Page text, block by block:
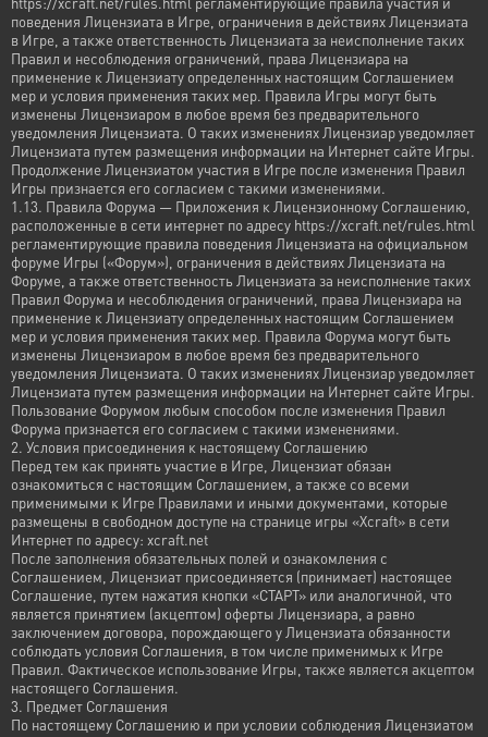
поведения Лицензиата в Игре, ограничения в действиях Лицензиата
в Игре, а также ответственность Лицензиата за неисполнение таких
Правил и несоблюдения ограничений, права Лицензиара на
применение к Лицензиату определенных настоящим Соглашением
мер и условия применения таких мер. Правила Игры могут быть
изменены Лицензиаром в любое время без предварительного
уведомления Лицензиата. О таких изменениях Лицензиар уведомляет
Лицензиата путем размещения информации на Интернет сайте Игры.
Продолжение Лицензиатом участия в Игре после изменения Правил
Игры признается его согласием с такими изменениями.
1.13. Правила Форума — Приложения к Лицензионному Соглашению,
расположенные в сети интернет по адресу https://xcraft.net/rules.html
регламентирующие правила поведения Лицензиата на официальном
форуме Игры («Форум»), ограничения в действиях Лицензиата на
Форуме, а также ответственность Лицензиата за неисполнение таких
Правил Форума и несоблюдения ограничений, права Лицензиара на
применение к Лицензиату определенных настоящим Соглашением
мер и условия применения таких мер. Правила Форума могут быть
изменены Лицензиаром в любое время без предварительного
уведомления Лицензиата. О таких изменениях Лицензиар уведомляет
Лицензиата путем размещения информации на Интернет сайте Игры.
Пользование Форумом любым способом после изменения Правил
Форума признается его согласием с такими изменениями.
2. Условия присоединения к настоящему Соглашению
Перед тем как принять участие в Игре, Лицензиат обязан
ознакомиться с настоящим Соглашением, а также со всеми
применимыми к Игре Правилами и иными документами, которые
размещены в свободном доступе на странице игры «Xcraft» в сети
Интернет по адресу: xcraft.net
После заполнения обязательных полей и ознакомления с
Соглашением, Лицензиат присоединяется (принимает) настоящее
Соглашение, путем нажатия кнопки «СТАРТ» или аналогичной, что
является принятием (акцептом) оферты Лицензиара, а равно
заключением договора, порождающего у Лицензиата обязанности
соблюдать условия Соглашения, в том числе применимых к Игре
Правил. Фактическое использование Игры, также является акцептом
настоящего Соглашения.
3. Предмет Соглашения
По настоящему Соглашению и при условии соблюдения Лицензиатом